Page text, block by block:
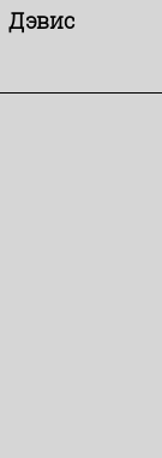
Дэвис